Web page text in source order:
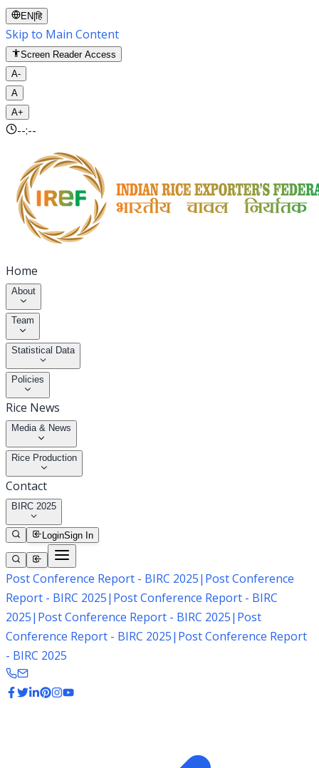
EN |हि
Skip to Main Content
Screen Reader Access
A-
A
A+
--:--
Home
About
Team
Statistical Data
Policies
Rice News
Media & News
Rice Production
Contact
BIRC 2025
LoginSign In
Post Conference Report - BIRC 2025| Post Conference
Report - BIRC 2025| Post Conference Report - BIRC
2025| Post Conference Report - BIRC 2025| Post
Conference Report - BIRC 2025| Post Conference Report
- BIRC 2025